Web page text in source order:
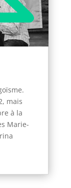
mais
à la
Marie-